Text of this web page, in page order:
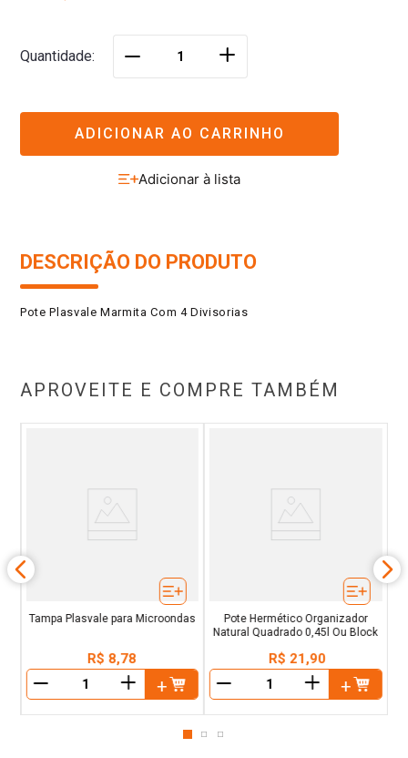
Quantidade ＋
ADICIONAR AO CARRINHO
DESCRIÇÃO DO PRODUTO
Pote Plasvale Marmita Com 4 Divisorias
APROVEITE E COMPRE TAMBÉM
Tampa Plasvale para Microondas
R$ 8,78
＋
Pote Hermético Organizador
Natural Quadrado 0,45l Ou Block
R$ 21,90
＋